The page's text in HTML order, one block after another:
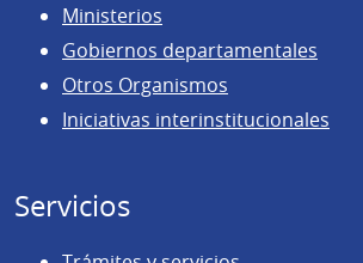
Ministerios
Gobiernos departamentales
Otros Organismos
Iniciativas interinstitucionales
Servicios